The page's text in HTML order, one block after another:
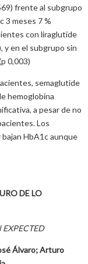
frente al subgrupo
3 meses 7 %
con liraglutide
y en el subgrupo sin
0,003)
semaglutide
hemoglobina
a pesar de no
Los
HbA1c aunque
DE LO
Álvaro; Arturo